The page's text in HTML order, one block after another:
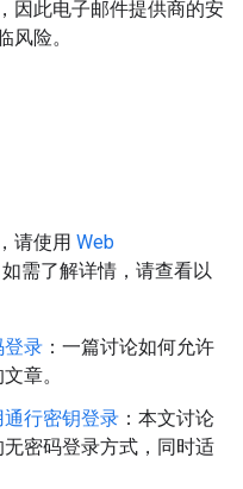
因此电子邮件提供商的安
风险。
请使用 Web
需了解详情，请查看以
登录 ：一篇讨论如何允许
章。
行密钥登录 ：本文讨论
密码登录方式，同时适